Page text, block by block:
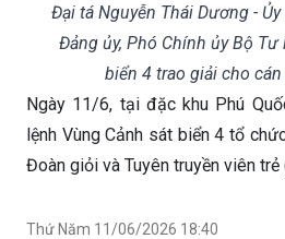
Đại tá Nguyễn Thái Dương -
Đảng ủy, Phó Chính ủy Bộ
biển 4 trao giải cho
Ngày 11/6, tại đặc khu Phú
lệnh Vùng Cảnh sát biển 4 tổ
Đoàn giỏi và Tuyên truyền viên
Thứ Năm 11/06/2026 18:40